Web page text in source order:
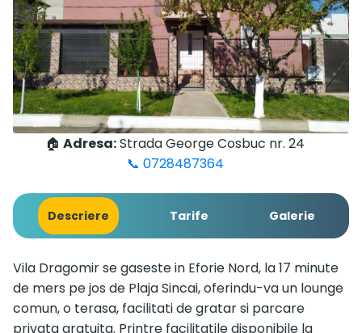
🏠 Adresa:Strada George Cosbuc nr. 24
📞 0728487364
Descriere Tarife Galerie
Vila Dragomir se gaseste in Eforie Nord, la 17 minute
de mers pe jos de Plaja Sincai, oferindu-va un lounge
comun, o terasa, facilitati de gratar si parcare
privata gratuita. Printre facilitatile disponibile la